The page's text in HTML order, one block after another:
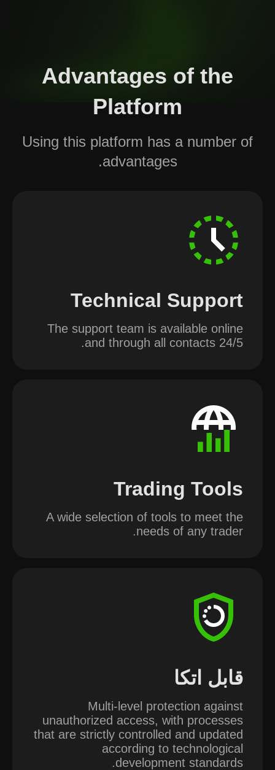
Advantages of the
Platform
Using this platform has a number of
advantages.
Technical Support
The support team is available online
and through all contacts 24/5.
Trading Tools
A wide selection of tools to meet the
needs of any trader.
قابل اتکا
Multi-level protection against
unauthorized access, with processes
that are strictly controlled and updated
according to technological
development standards.